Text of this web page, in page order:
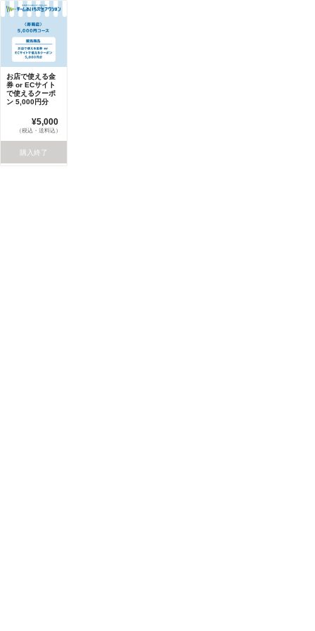
お店で使える金
券 or ECサイト
で使えるクーポ
ン 5,000円分
¥5,000
（税込・送料込）
購入終了